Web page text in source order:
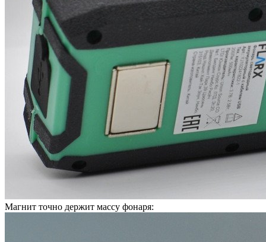
Магнит точно держит массу фонаря: